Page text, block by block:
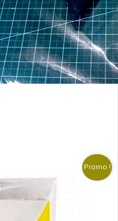
Promo !